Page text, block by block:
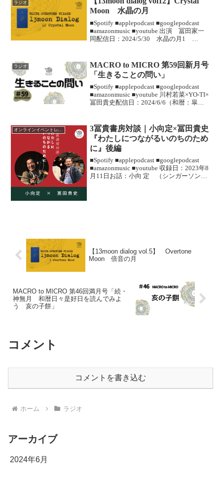
ラジオ
Moon 水晶の月
■Spotify ■︎applepodcast ■googlepodcast
■amazonmusic ■youtube 出演 冨田家一
同配信日：2024/5/30 水晶の月1
ラジオ
MACRO to MICRO 第59回新月号
「生きることの問い」
■Spotify ■︎applepodcast ■googlepodcast
■amazonmusic ■youtube 川村若菜×YO-TI×
冨田貴史配信日：2024/6/6（和暦：皐月
オンラインイベントレビュー
3冨貴書房対談｜小向定×冨田貴史
『わたしにつながるいのちのため
に』後編
■Spotify ■︎applepodcast ■googlepodcast
■amazonmusic ■youtube 収録日：2023年8
月11日お話：小向 定 （シンガーソング
【13moon dialog vol.5】 Overtone
Moon 倍音の月
MACRO to MICRO 第46回満月号「続・
神無月 和暦日々是好日を読んでみよ
う 亥の子餅」
コメント
コメントを書き込む
ホーム ラジオ
アーカイブ
2024年6月